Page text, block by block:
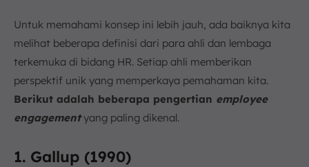
Untuk memahami konsep ini lebih jauh, ada baiknya kita
melihat beberapa definisi dari para ahli dan lembaga
terkemuka di bidang HR. Setiap ahli memberikan
perspektif unik yang memperkaya pemahaman kita.
Berikut adalah beberapa pengertian employee
engagementyang paling dikenal.
1. Gallup (1990)